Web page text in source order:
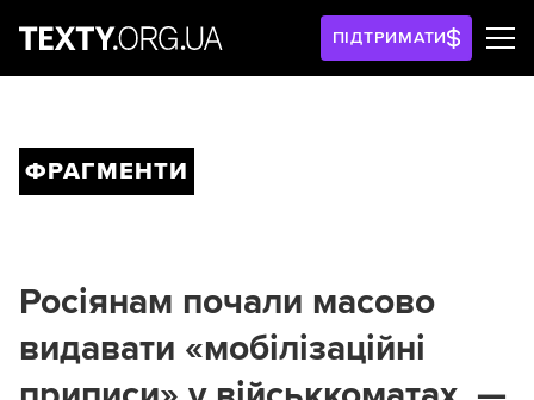
ПІДТРИМАТИ
ФРАГМЕНТИ
Росіянам почали масово
видавати «мобілізаційні